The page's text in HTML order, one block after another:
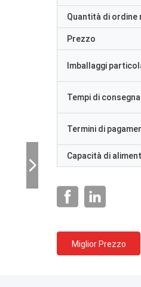
Quantità di ordine
Prezzo
Imballaggi
Tempi di consegna
Termini di
Capacità di
Miglior Prezzo